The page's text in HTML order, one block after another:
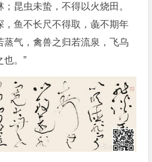
昆虫未蛰，不得以火烧田。
，鱼不长尺不得取，彘不期年
蒸气，禽兽之归若流泉，飞乌
也。”